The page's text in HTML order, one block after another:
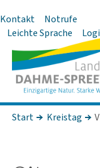
Kontakt
Notrufe
Leichte Sprache
Start Kreistag